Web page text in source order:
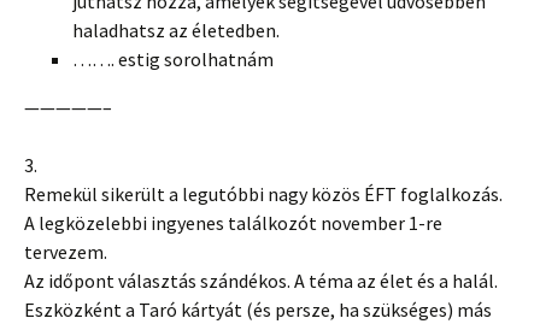
haladhatsz az életedben.
……. estig sorolhatnám
—————–
3.
Remekül sikerült a legutóbbi nagy közös ÉFT foglalkozás.
A legközelebbi ingyenes találkozót november 1-re
tervezem.
Az időpont választás szándékos. A téma az élet és a halál.
Eszközként a Taró kártyát (és persze, ha szükséges) más